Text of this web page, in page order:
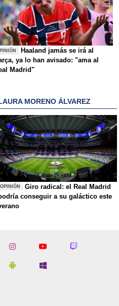
Haaland jamás se irá al
ya lo han avisado: "ama al
Madrid"
MORENO ÁLVAREZ
OPINIÓN
Giro radical: el Real Madrid
conseguir a su galáctico este